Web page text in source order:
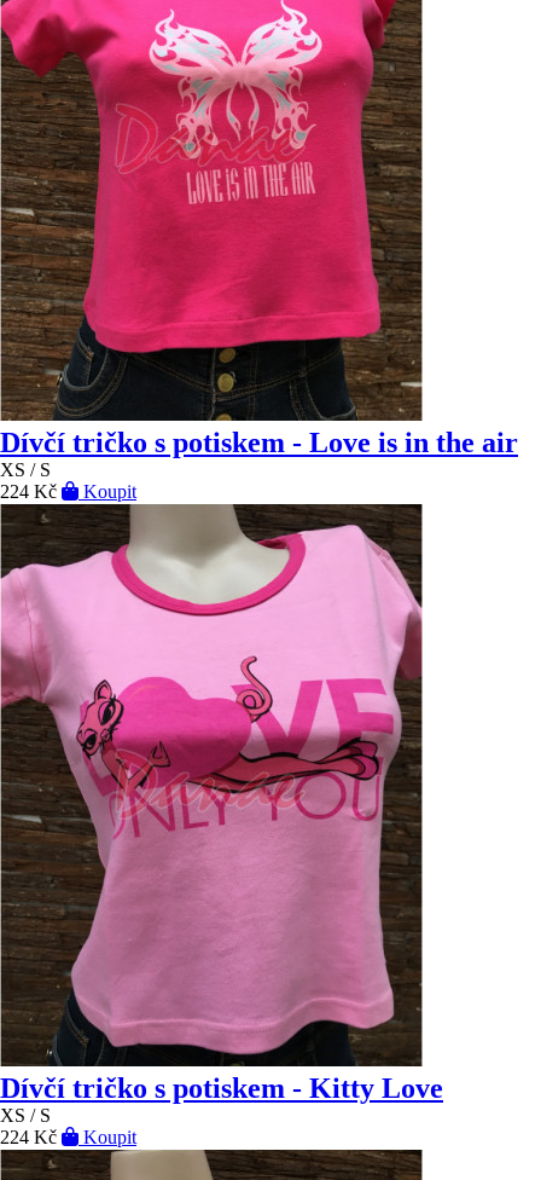
Dívčí tričko s potiskem - Love is in the air
XS / S
224 Kč
Koupit
Dívčí tričko s potiskem - Kitty Love
XS / S
224 Kč
Koupit